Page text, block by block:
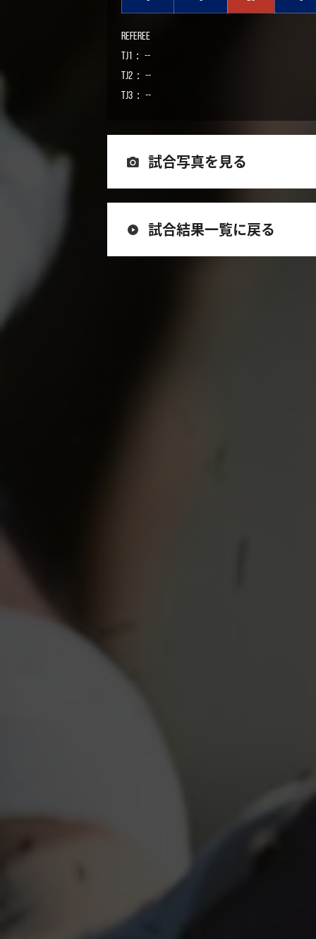
Referee
TJ1： --
TJ2： --
TJ3： --
試合写真を見る
試合結果一覧に戻る